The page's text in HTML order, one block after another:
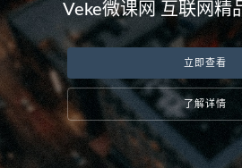
Veke微课网 互联网精
立即查看
了解详情